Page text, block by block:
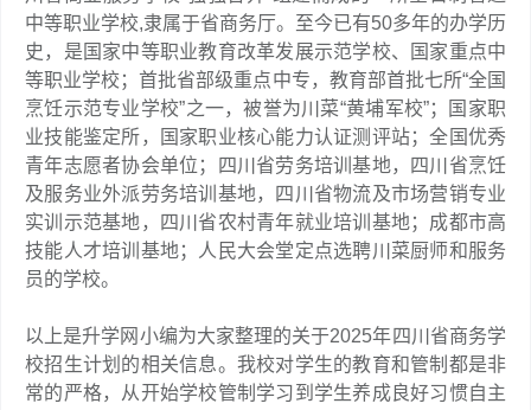
中等职业学校,隶属于省商务厅。至今已有50多年的办学历
史，是国家中等职业教育改革发展示范学校、国家重点中
等职业学校；首批省部级重点中专，教育部首批七所“全国
烹饪示范专业学校”之一，被誉为川菜“黄埔军校”；国家职
业技能鉴定所，国家职业核心能力认证测评站；全国优秀
青年志愿者协会单位；四川省劳务培训基地，四川省烹饪
及服务业外派劳务培训基地，四川省物流及市场营销专业
实训示范基地，四川省农村青年就业培训基地；成都市高
技能人才培训基地；人民大会堂定点选聘川菜厨师和服务
员的学校。
以上是升学网小编为大家整理的关于2025年四川省商务学
校招生计划的相关信息。我校对学生的教育和管制都是非
常的严格，从开始学校管制学习到学生养成良好习惯自主